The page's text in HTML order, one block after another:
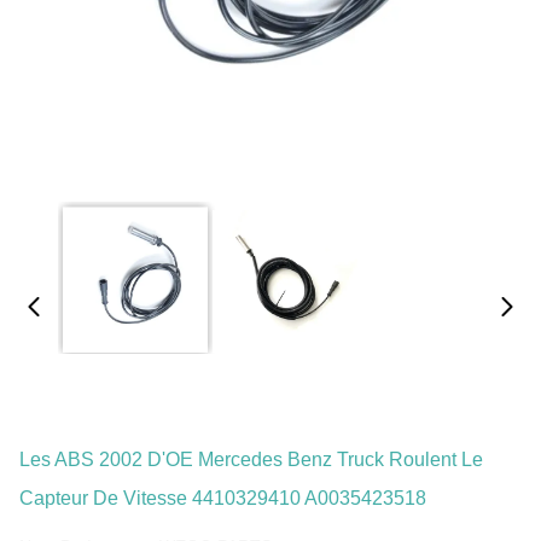
Les ABS 2002 D'OE Mercedes Benz Truck Roulent Le
Capteur De Vitesse 4410329410 A0035423518